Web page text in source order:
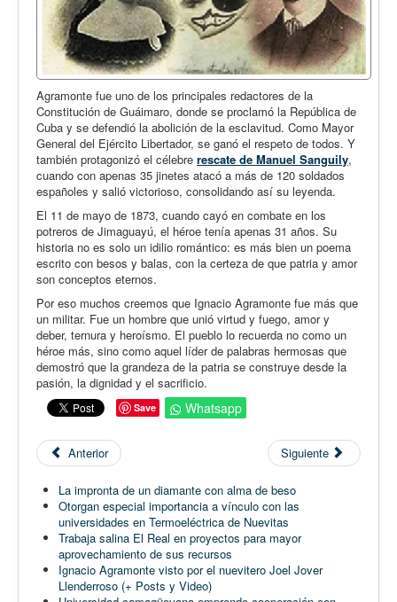
Agramonte fue uno de los principales redactores de la
Constitución de Guáimaro, donde se proclamó la República de
Cuba y se defendió la abolición de la esclavitud. Como Mayor
General del Ejército Libertador, se ganó el respeto de todos. Y
también protagonizó el célebre rescate de Manuel Sanguily,
cuando con apenas 35 jinetes atacó a más de 120 soldados
españoles y salió victorioso, consolidando así su leyenda.
El 11 de mayo de 1873, cuando cayó en combate en los
potreros de Jimaguayú, el héroe tenía apenas 31 años. Su
historia no es solo un idilio romántico: es más bien un poema
escrito con besos y balas, con la certeza de que patria y amor
son conceptos eternos.
Por eso muchos creemos que Ignacio Agramonte fue más que
un militar. Fue un hombre que unió virtud y fuego, amor y
deber, ternura y heroísmo. El pueblo lo recuerda no como un
héroe más, sino como aquel líder de palabras hermosas que
demostró que la grandeza de la patria se construye desde la
pasión, la dignidad y el sacrificio.
Save Whatsapp
Anterior Siguiente
La impronta de un diamante con alma de beso
Otorgan especial importancia a vínculo con las
universidades en Termoeléctrica de Nuevitas
Trabaja salina El Real en proyectos para mayor
aprovechamiento de sus recursos
Ignacio Agramonte visto por el nuevitero Joel Jover
Llenderroso (+ Posts y Video)